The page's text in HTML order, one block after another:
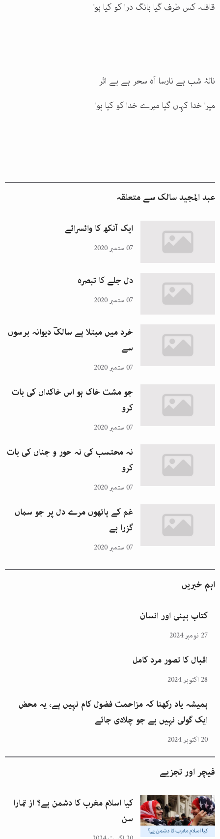
قافلہ کس طرف گیا بانگ درا کو کیا ہوا
نالۂ شب ہے نارسا آہ سحر ہے بے اثر
میرا خدا کہاں گیا میرے خدا کو کیا ہوا
عبد المجید سالکسے متعلقہ
ایک آنکھ کا وائسرائے
07 ستمبر 2020
دل جلے کا تبصرہ
07 ستمبر 2020
خرد میں مبتلا ہے سالکؔ دیوانہ برسوں
سے
07 ستمبر 2020
جو مشت خاک ہو اس خاکداں کی بات
کرو
07 ستمبر 2020
نہ محتسب کی نہ حور و جناں کی بات
کرو
07 ستمبر 2020
غم کے ہاتھوں مرے دل پر جو سماں
گزرا ہے
07 ستمبر 2020
اہم خبریں
کتاب بینی اور انسان
27 نومبر 2024
اقبال کا تصور مرد کامل
28 اکتوبر 2024
ہمیشہ یاد رکھنا کہ مزاحمت فضول کام نہیں ہے، یہ محض
ایک گولی نہیں ہے جو چلادی جائے
20 اکتوبر 2024
فیچر اور تجزیے
کیا اسلام مغرب کا دشمن ہے؟ از تمارا
سن